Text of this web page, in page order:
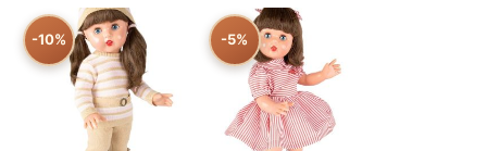
-10% -5%